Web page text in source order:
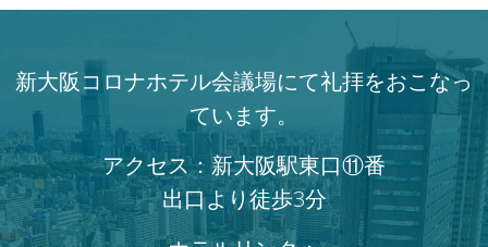
新大阪コロナホテル会議場にて礼拝をおこなっ
ています。
アクセス：新大阪駅東口⑪番
出口より徒歩3分